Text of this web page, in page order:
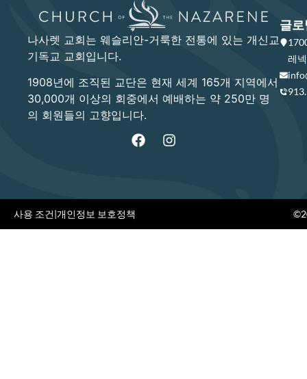
나사렛 교회는 웨슬리안-거룩한 전통에 있는 개신교
기독교 교회입니다.
1908년에 조직된 교단은 현재 세계 165개 지역에서
30,000개 이상의 회중에서 예배하는 약 250만 명
의 회원들의 고향입니다.
글로
레
사용 조건|개인정보 보호정책